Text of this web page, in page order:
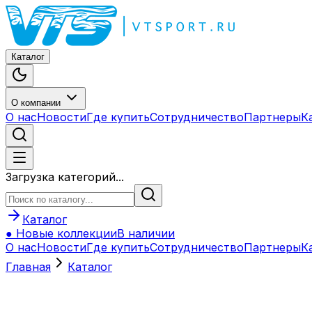
Каталог
О компании
О насНовостиГде купитьСотрудничествоПартнеры
Загрузка категорий...
Каталог
● Новые коллекцииВ наличии
О насНовостиГде купитьСотрудничествоПартнеры
Главная
Каталог